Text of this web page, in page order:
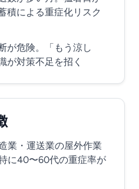
積による重症化リスク
が危険。「もう涼し
が対策不足を招く
業・運送業の屋外作業
に40〜60代の重症率が